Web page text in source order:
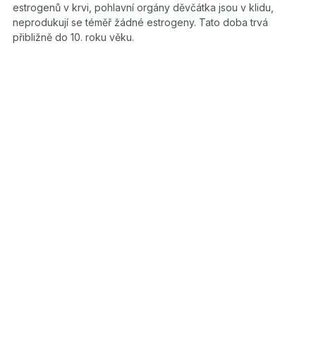
estrogenů v krvi, pohlavní orgány děvčátka jsou v klidu,
neprodukují se téměř žádné estrogeny. Tato doba trvá
přibližně do 10. roku věku.